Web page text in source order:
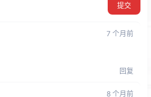
提交
7 个月前
回复
8 个月前